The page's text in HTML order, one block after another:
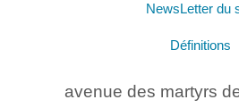
NewsLetter du
Définitions
avenue des martyrs